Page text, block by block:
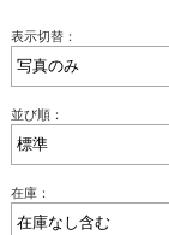
表示切替：
並び順：
在庫：